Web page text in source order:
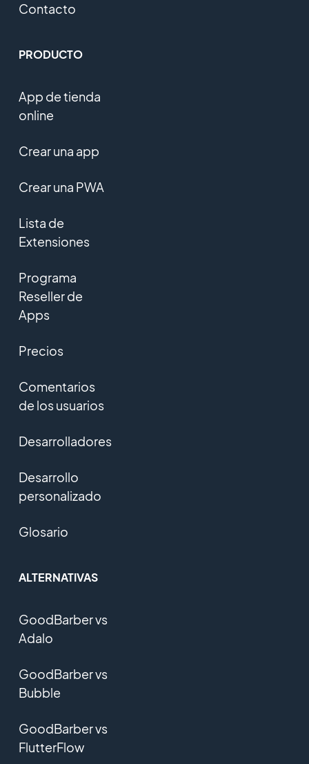
Contacto
PRODUCTO
App de tienda
online
Crear una app
Crear una PWA
Lista de
Extensiones
Programa
Reseller de
Apps
Precios
Comentarios
de los usuarios
Desarrolladores
Desarrollo
personalizado
Glosario
ALTERNATIVAS
GoodBarber vs
Adalo
GoodBarber vs
Bubble
GoodBarber vs
FlutterFlow